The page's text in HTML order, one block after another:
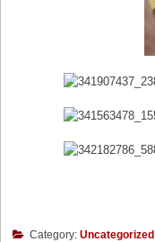
Category: Uncategorized